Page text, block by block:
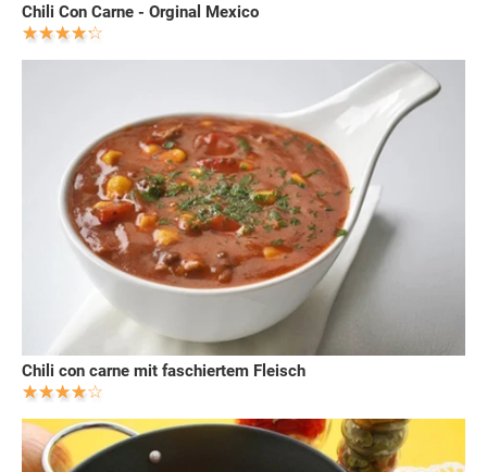
Chili Con Carne - Orginal Mexico
Chili con carne mit faschiertem Fleisch